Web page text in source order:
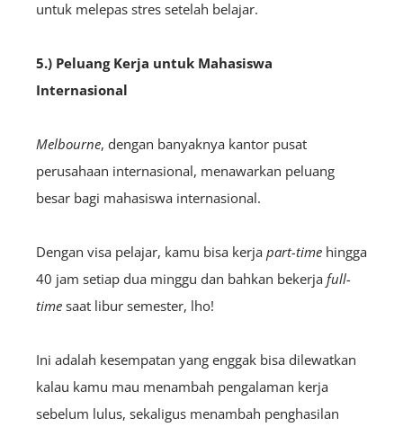
untuk melepas stres setelah belajar.
5.) Peluang Kerja untuk Mahasiswa
Internasional
Melbourne, dengan banyaknya kantor pusat
perusahaan internasional, menawarkan peluang
besar bagi mahasiswa internasional.
Dengan visa pelajar, kamu bisa kerja part-time hingga
40 jam setiap dua minggu dan bahkan bekerja full-
time saat libur semester, lho!
Ini adalah kesempatan yang enggak bisa dilewatkan
kalau kamu mau menambah pengalaman kerja
sebelum lulus, sekaligus menambah penghasilan